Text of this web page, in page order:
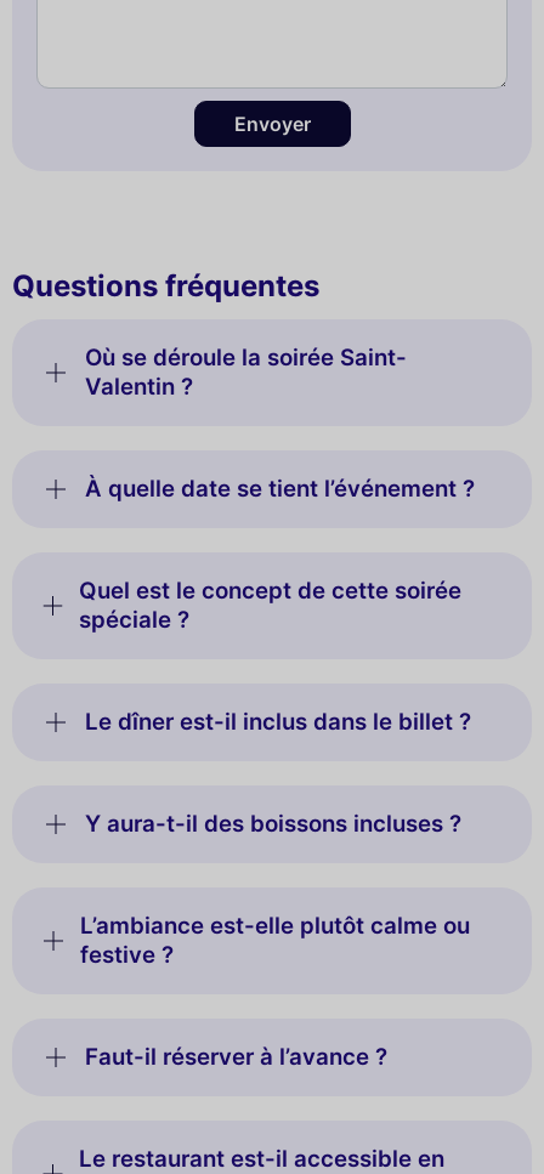
Envoyer
Questions fréquentes
Où se déroule la soirée Saint-
Valentin ?
À quelle date se tient l’événement ?
Quel est le concept de cette soirée
spéciale ?
Le dîner est-il inclus dans le billet ?
Y aura-t-il des boissons incluses ?
L’ambiance est-elle plutôt calme ou
festive ?
Faut-il réserver à l’avance ?
Le restaurant est-il accessible en